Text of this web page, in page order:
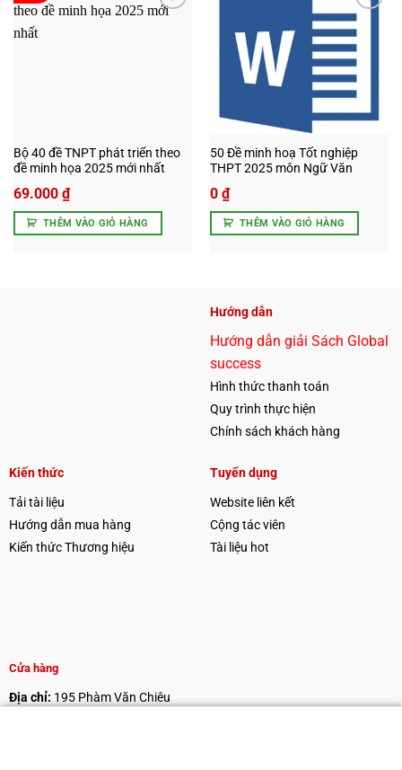
Bộ 40 đề TNPT phát triển theo
đề minh họa 2025 mới nhất
Giá
gốc
là:
150.000 ₫.
69.000 ₫
Giá
hiện
tại
THÊM VÀO GIỎ HÀNG
Add to
wishlist
50 Đề minh hoạ Tốt nghiệp
THPT 2025 môn Ngữ Văn
0 ₫
THÊM VÀO GIỎ HÀNG
Hướng dẫn
Hướng dẫn giải Sách Global
success
Hình thức thanh toán
Quy trình thực hiện
Chính sách khách hàng
Kiến thức
Tải tài liệu
Hướng dẫn mua hàng
Kiến thức Thương hiệu
Tuyển dụng
Website liên kết
Cộng tác viên
Tài liệu hot
Cửa hàng
Địa chỉ: 195 Phàm Văn Chiêu